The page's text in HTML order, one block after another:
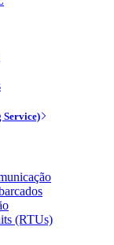
Service)
(RTUs)